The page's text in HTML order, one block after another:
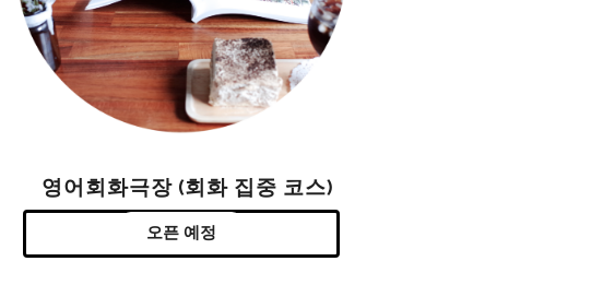
영어회화극장 (회화 집중 코스)
오픈 예정